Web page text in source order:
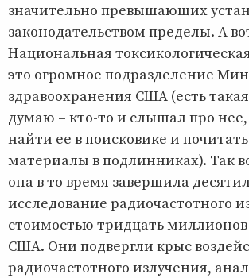
значительно превышающих
законодательством пределы. А
Национальная
это огромное подразделение
здравоохранения США (есть
думаю – кто-то и слышал про
найти ее в поисковике и
материалы в подлинниках). Так
она в то время завершила
исследование радиочастотного
стоимостью тридцать
США. Они подвергли крыс
радиочастотного излучения,